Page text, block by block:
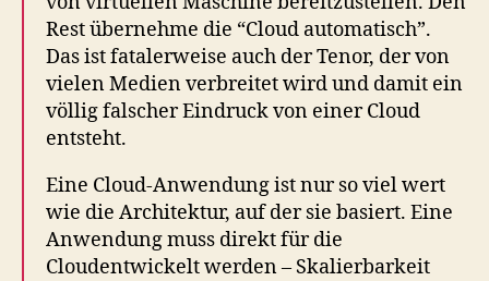
Rest übernehme die “Cloud automatisch”.
Das ist fatalerweise auch der Tenor, der von
vielen Medien verbreitet wird und damit ein
völlig falscher Eindruck von einer Cloud
entsteht.
Eine Cloud-Anwendung ist nur so viel wert
wie die Architektur, auf der sie basiert. Eine
Anwendung muss direkt für die
Cloudentwickelt werden – Skalierbarkeit